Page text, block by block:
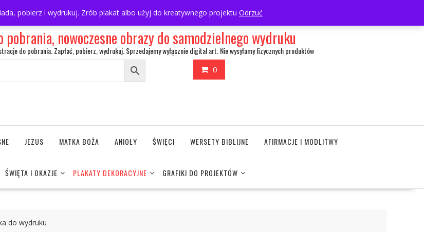
pobierz i wydrukuj. Zrób plakat albo użyj do kreatywnego projektu Odrzuć
nowoczesne obrazy do samodzielnego wydruku
do pobrania. Zapłać, pobierz, wydrukuj. Sprzedajemy wyłącznie digital art. Nie wysyłamy fizycznych produktów
0
JEZUS MATKA BOŻA ANIOŁY ŚWIĘCI WERSETY BIBLIJNE AFIRMACJE I MODLITWY
ŚWIĘTA I OKAZJE PLAKATY DEKORACYJNE GRAFIKI DO PROJEKTÓW
do wydruku